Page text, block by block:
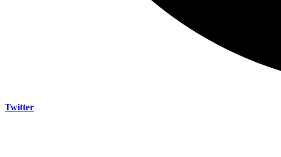
Twitter